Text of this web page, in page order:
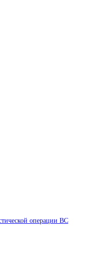
операции ВС